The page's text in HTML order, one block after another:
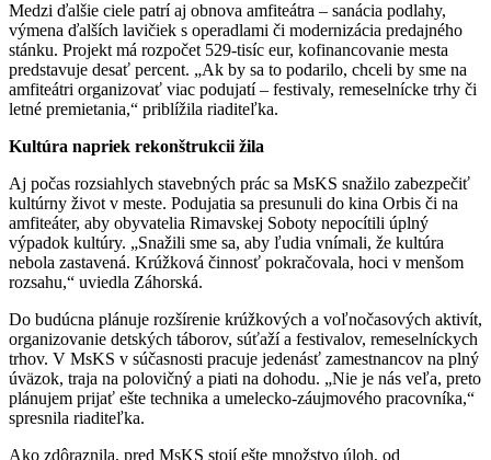
Medzi ďalšie ciele patrí aj obnova amfiteátra – sanácia podlahy,
výmena ďalších lavičiek s operadlami či modernizácia predajného
stánku. Projekt má rozpočet 529-tisíc eur, kofinancovanie mesta
predstavuje desať percent. „Ak by sa to podarilo, chceli by sme na
amfiteátri organizovať viac podujatí – festivaly, remeselnícke trhy či
letné premietania,“ priblížila riaditeľka.
Kultúra napriek rekonštrukcii žila
Aj počas rozsiahlych stavebných prác sa MsKS snažilo zabezpečiť
kultúrny život v meste. Podujatia sa presunuli do kina Orbis či na
amfiteáter, aby obyvatelia Rimavskej Soboty nepocítili úplný
výpadok kultúry. „Snažili sme sa, aby ľudia vnímali, že kultúra
nebola zastavená. Krúžková činnosť pokračovala, hoci v menšom
rozsahu,“ uviedla Záhorská.
Do budúcna plánuje rozšírenie krúžkových a voľnočasových aktivít,
organizovanie detských táborov, súťaží a festivalov, remeselníckych
trhov. V MsKS v súčasnosti pracuje jedenásť zamestnancov na plný
úväzok, traja na polovičný a piati na dohodu. „Nie je nás veľa, preto
plánujem prijať ešte technika a umelecko-záujmového pracovníka,“
spresnila riaditeľka.
Ako zdôraznila, pred MsKS stojí ešte množstvo úloh, od